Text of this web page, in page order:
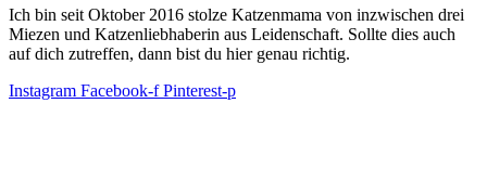
Ich bin seit Oktober 2016 stolze Katzenmama von inzwischen drei
Miezen und Katzenliebhaberin aus Leidenschaft. Sollte dies auch
auf dich zutreffen, dann bist du hier genau richtig.
Instagram Facebook-f Pinterest-p